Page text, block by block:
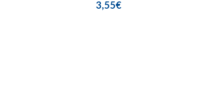
3,55€